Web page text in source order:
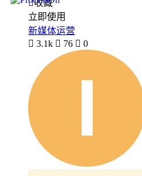
收藏
立即使用
新媒体运营
 3.1k  76  0